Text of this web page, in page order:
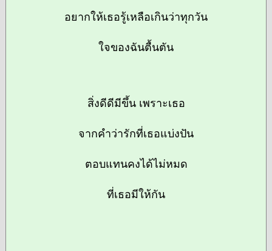
อยากให้เธอรู้เหลือเกินว่าทุกวัน
ใจของฉันตื้นตัน
สิ่งดีดีมีขึ้น เพราะเธอ
จากคำว่ารักที่เธอแบ่งปัน
ตอบแทนคงได้ไม่หมด
ที่เธอมีให้กัน